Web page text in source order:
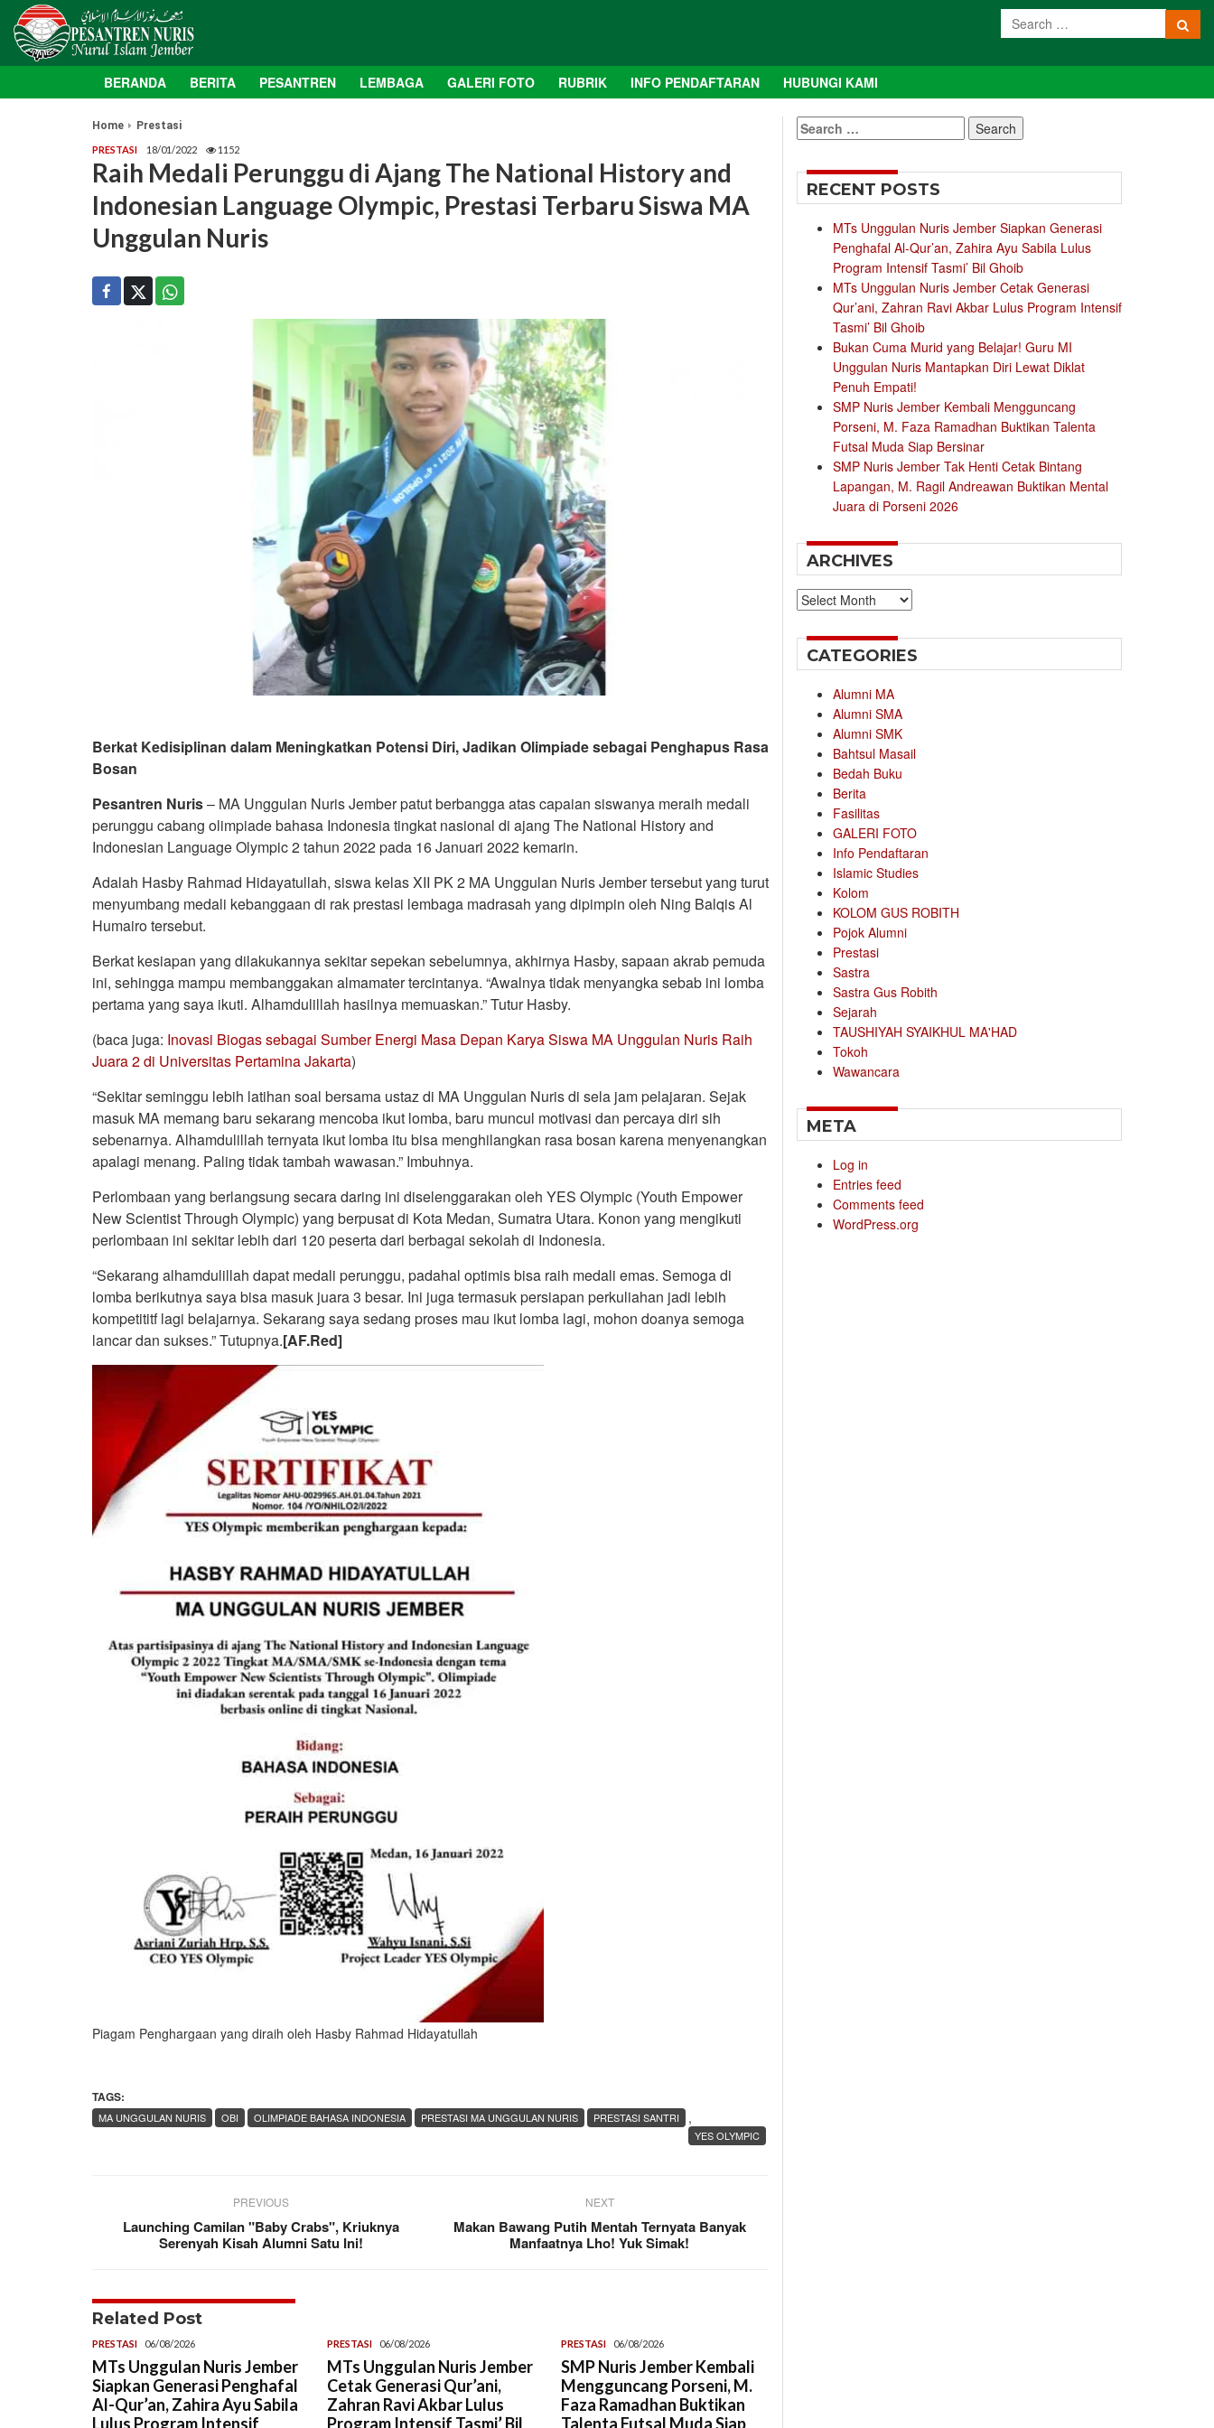
BERANDA BERITA PESANTREN LEMBAGA GALERI FOTO RUBRIK INFO PENDAFTARAN HUBUNGI KAMI
Home Prestasi
PRESTASI 18/01/2022 1152
Raih Medali Perunggu di Ajang The National History and
Indonesian Language Olympic, Prestasi Terbaru Siswa MA
Unggulan Nuris
Berkat Kedisiplinan dalam Meningkatkan Potensi Diri, Jadikan Olimpiade sebagai Penghapus Rasa
Bosan
Pesantren Nuris– MA Unggulan Nuris Jember patut berbangga atas capaian siswanya meraih medali
perunggu cabang olimpiade bahasa Indonesia tingkat nasional di ajang The National History and
Indonesian Language Olympic 2 tahun 2022 pada 16 Januari 2022 kemarin.
Adalah Hasby Rahmad Hidayatullah, siswa kelas XII PK 2 MA Unggulan Nuris Jember tersebut yang turut
menyumbang medali kebanggaan di rak prestasi lembaga madrasah yang dipimpin oleh Ning Balqis Al
Humairo tersebut.
Berkat kesiapan yang dilakukannya sekitar sepekan sebelumnya, akhirnya Hasby, sapaan akrab pemuda
ini, sehingga mampu membanggakan almamater tercintanya. “Awalnya tidak menyangka sebab ini lomba
pertama yang saya ikuti. Alhamdulillah hasilnya memuaskan.” Tutur Hasby.
(baca juga: Inovasi Biogas sebagai Sumber Energi Masa Depan Karya Siswa MA Unggulan Nuris Raih
Juara 2 di Universitas Pertamina Jakarta)
“Sekitar seminggu lebih latihan soal bersama ustaz di MA Unggulan Nuris di sela jam pelajaran. Sejak
masuk MA memang baru sekarang mencoba ikut lomba, baru muncul motivasi dan percaya diri sih
sebenarnya. Alhamdulillah ternyata ikut lomba itu bisa menghilangkan rasa bosan karena menyenangkan
apalagi menang. Paling tidak tambah wawasan.” Imbuhnya.
Perlombaan yang berlangsung secara daring ini diselenggarakan oleh YES Olympic (Youth Empower
New Scientist Through Olympic) yang berpusat di Kota Medan, Sumatra Utara. Konon yang mengikuti
perlombaan ini sekitar lebih dari 120 peserta dari berbagai sekolah di Indonesia.
“Sekarang alhamdulillah dapat medali perunggu, padahal optimis bisa raih medali emas. Semoga di
lomba berikutnya saya bisa masuk juara 3 besar. Ini juga termasuk persiapan perkuliahan jadi lebih
kompetititf lagi belajarnya. Sekarang saya sedang proses mau ikut lomba lagi, mohon doanya semoga
lancar dan sukses.” Tutupnya.[AF.Red]
Piagam Penghargaan yang diraih oleh Hasby Rahmad Hidayatullah
TAGS:
,
MA UNGGULAN NURIS OBI OLIMPIADE BAHASA INDONESIA PRESTASI MA UNGGULAN NURIS
PRESTASI SANTRI
YES OLYMPIC
PREVIOUS
Launching Camilan "Baby Crabs", Kriuknya
Serenyah Kisah Alumni Satu Ini!
NEXT
Makan Bawang Putih Mentah Ternyata Banyak
Manfaatnya Lho! Yuk Simak!
Related Post
PRESTASI 06/08/2026
MTs Unggulan Nuris Jember
Siapkan Generasi Penghafal
Al-Qur’an, Zahira Ayu Sabila
Lulus Program Intensif
PRESTASI 06/08/2026
MTs Unggulan Nuris Jember
Cetak Generasi Qur’ani,
Zahran Ravi Akbar Lulus
Program Intensif Tasmi’ Bil
PRESTASI 06/08/2026
SMP Nuris Jember Kembali
Mengguncang Porseni, M.
Faza Ramadhan Buktikan
Talenta Futsal Muda Siap
Search
for:
RECENT POSTS
MTs Unggulan Nuris Jember Siapkan Generasi
Penghafal Al-Qur’an, Zahira Ayu Sabila Lulus
Program Intensif Tasmi’ Bil Ghoib
MTs Unggulan Nuris Jember Cetak Generasi
Qur’ani, Zahran Ravi Akbar Lulus Program Intensif
Tasmi’ Bil Ghoib
Bukan Cuma Murid yang Belajar! Guru MI
Unggulan Nuris Mantapkan Diri Lewat Diklat
Penuh Empati!
SMP Nuris Jember Kembali Mengguncang
Porseni, M. Faza Ramadhan Buktikan Talenta
Futsal Muda Siap Bersinar
SMP Nuris Jember Tak Henti Cetak Bintang
Lapangan, M. Ragil Andreawan Buktikan Mental
Juara di Porseni 2026
ARCHIVES
Archives
CATEGORIES
Alumni MA
Alumni SMA
Alumni SMK
Bahtsul Masail
Bedah Buku
Berita
Fasilitas
GALERI FOTO
Info Pendaftaran
Islamic Studies
Kolom
KOLOM GUS ROBITH
Pojok Alumni
Prestasi
Sastra
Sastra Gus Robith
Sejarah
TAUSHIYAH SYAIKHUL MA'HAD
Tokoh
Wawancara
META
Log in
Entries feed
Comments feed
WordPress.org